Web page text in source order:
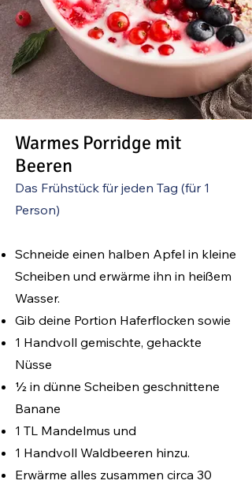
Warmes Porridge mit
Beeren
Das Frühstück für jeden Tag (für 1
Person)
Schneide einen halben Apfel in kleine
Scheiben und erwärme ihn in heißem
Wasser.
Gib deine Portion Haferflocken sowie
1 Handvoll gemischte, gehackte
Nüsse
1⁄2 in dünne Scheiben geschnittene
Banane
1 TL Mandelmus und
1 Handvoll Waldbeeren hinzu.
Erwärme alles zusammen circa 30